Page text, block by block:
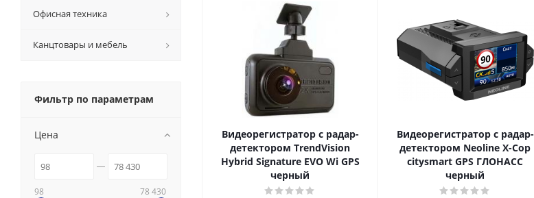
Видеорегистратор с радар-
детектором TrendVision
Hybrid Signature EVO Wi GPS
черный
Видеорегистратор с радар-
детектором Neoline X-Cop
citysmart GPS ГЛОНАСС
черный
Офисная техника
Канцтовары и мебель
Фильтр по параметрам
Цена
98 78 430